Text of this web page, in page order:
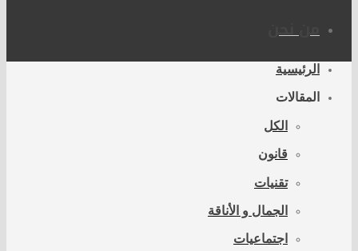
من نحن
الرئيسية
المقالات
الكل
قانون
تقنيات
الجمال و الأناقة
اجتماعيات